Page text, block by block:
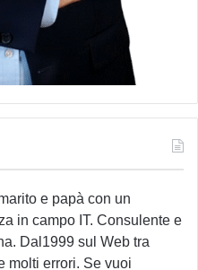
e papà con un
in campo IT. Consulente e
Dal1999 sul Web tra
molti errori. Se vuoi